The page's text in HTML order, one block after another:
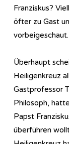
Franziskus?
öfter zu Gast
vorbeigeschaut.
Überhaupt
Heiligenkreuz
Gastprofessor
Philosoph,
Papst
überführen